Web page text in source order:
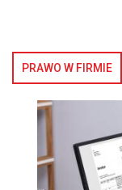
PRAWO W FIRMIE